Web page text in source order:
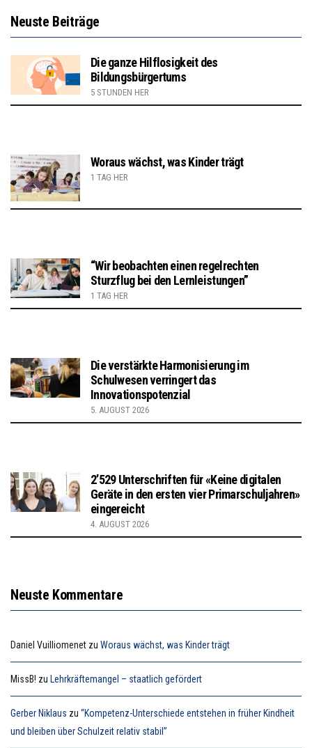
Neuste Beiträge
Die ganze Hilflosigkeit des
Bildungsbürgertums
5 STUNDEN HER
Woraus wächst, was Kinder trägt
1 TAG HER
“Wir beobachten einen regelrechten
Sturzflug bei den Lernleistungen”
1 TAG HER
Die verstärkte Harmonisierung im
Schulwesen verringert das
Innovationspotenzial
5. AUGUST 2026
2’529 Unterschriften für «Keine digitalen
Geräte in den ersten vier Primarschuljahren»
eingereicht
4. AUGUST 2026
Neuste Kommentare
Daniel Vuilliomenet zu Woraus wächst, was Kinder trägt
MissB! zu Lehrkräftemangel – staatlich gefördert
Gerber Niklaus zu “Kompetenz-Unterschiede entstehen in früher Kindheit
und bleiben über Schulzeit relativ stabil”